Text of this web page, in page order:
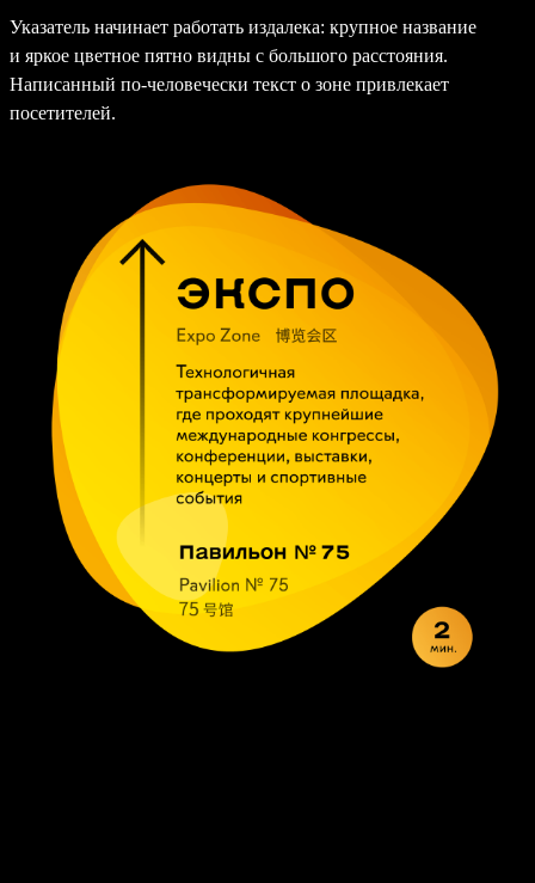
Указатель начинает работать издалека: крупное название
и яркое цветное пятно видны с большого расстояния.
Написанный по-человечески текст о зоне привлекает
посетителей.